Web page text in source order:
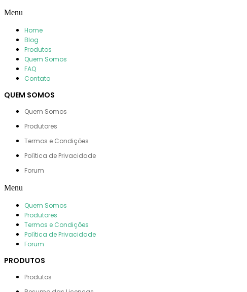
Menu
Home
Blog
Produtos
Quem Somos
FAQ
Contato
QUEM SOMOS
Quem Somos
Produtores
Termos e Condições
Política de Privacidade
Forum
Menu
Quem Somos
Produtores
Termos e Condições
Política de Privacidade
Forum
PRODUTOS
Produtos